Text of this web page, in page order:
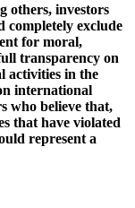
others, investors
completely exclude
for moral,
transparency on
activities in the
international
who believe that,
that have violated
represent a